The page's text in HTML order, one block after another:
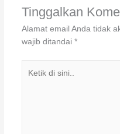
Tinggalkan
Alamat email Anda tidak
wajib ditandai *